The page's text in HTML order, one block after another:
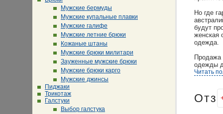
Мужские бермуды
Мужские купальные плавки
Мужские галифе
Мужские летние брюки
Кожаные штаны
Мужские брюки милитари
Зауженные мужские брюки
Мужские брюки карго
Мужские джинсы
Пиджаки
Трикотаж
Галстуки
Выбор галстука
Но где
будут
женская
одежда.
Продажа
одежды
скидки
Сеть
мире
Читать